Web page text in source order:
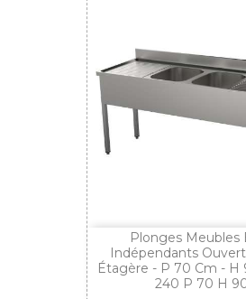
Plonges Meubles
Indépendants
Étagère - P 70 Cm - H
240 P 70 H